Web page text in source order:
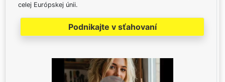
celej Európskej únii.
Podnikajte v sťahovaní